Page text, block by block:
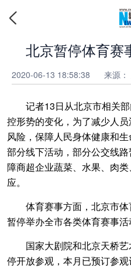
北京暂停体育赛
2020-06-13 18:58:38 来源：
记者13日从北京市相关部
控形势的变化，为了减少人
风险，保障人民身体健康和
部分线下活动，部分公交线
障商超企业蔬菜、水果、肉
应。
体育赛事方面，北京市体
暂停举办全市各类体育赛事活
国家大剧院和北京天桥艺
停开放参观，本月已预订参